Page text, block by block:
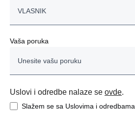
VLASNIK
VLASNIK
DIREKTOR
VODITELJ VOZNOG PARKA
Vaša poruka
Uslovi i odredbe nalaze se ovde.
Slažem se sa Uslovima i odredbama